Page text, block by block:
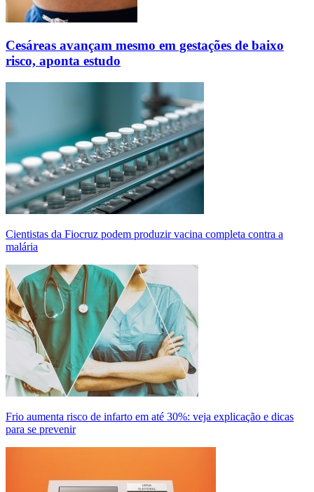
Cesáreas avançam mesmo em gestações de baixo
risco, aponta estudo
Cientistas da Fiocruz podem produzir vacina completa contra a
malária
Frio aumenta risco de infarto em até 30%: veja explicação e dicas
para se prevenir